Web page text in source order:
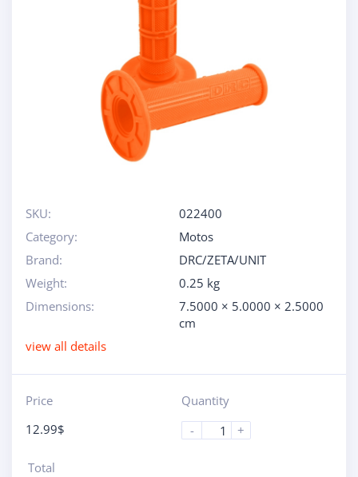
SKU:
022400
Category:
Motos
Brand:
DRC/ZETA/UNIT
Weight:
0.25 kg
Dimensions:
7.5000 × 5.0000 × 2.5000
cm
view all details
Price
12.99$
Quantity
-
+
Total